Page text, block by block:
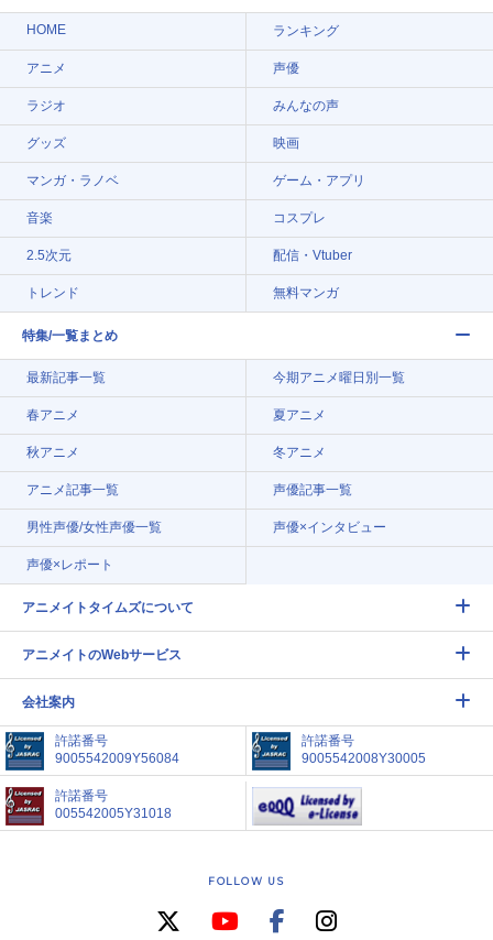
HOME ランキング
アニメ 声優
ラジオ みんなの声
グッズ 映画
マンガ・ラノベ ゲーム・アプリ
音楽 コスプレ
2.5次元 配信・Vtuber
トレンド 無料マンガ
特集/一覧まとめ
最新記事一覧 今期アニメ曜日別一覧
春アニメ 夏アニメ
秋アニメ 冬アニメ
アニメ記事一覧 声優記事一覧
男性声優/女性声優一覧 声優×インタビュー
声優×レポート
アニメイトタイムズについて
アニメイトのWebサービス
会社案内
許諾番号
9005542009Y56084
許諾番号
9005542008Y30005
許諾番号
005542005Y31018
FOLLOW US